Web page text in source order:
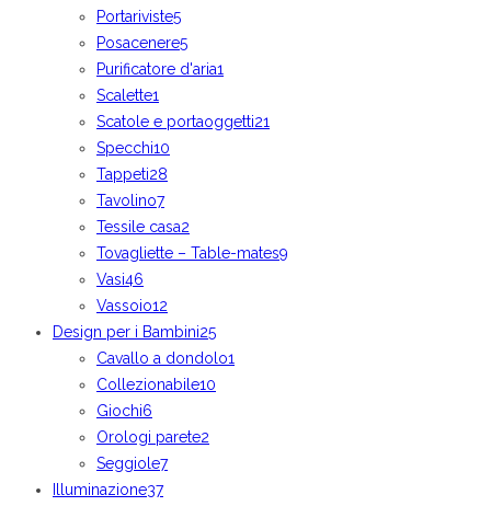
Portariviste5
Posacenere5
Purificatore d'aria1
Scalette1
Scatole e portaoggetti21
Specchi10
Tappeti28
Tavolino7
Tessile casa2
Tovagliette – Table-mates9
Vasi46
Vassoio12
Design per i Bambini25
Cavallo a dondolo1
Collezionabile10
Giochi6
Orologi parete2
Seggiole7
Illuminazione37